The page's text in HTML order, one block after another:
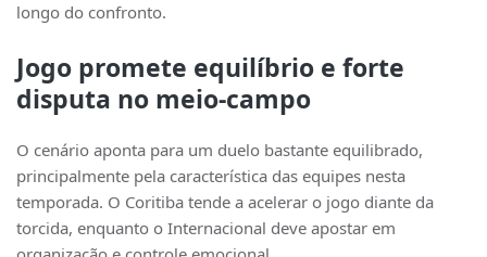
longo do confronto.
Jogo promete equilíbrio e forte
disputa no meio-campo
O cenário aponta para um duelo bastante equilibrado,
principalmente pela característica das equipes nesta
temporada. O Coritiba tende a acelerar o jogo diante da
torcida, enquanto o Internacional deve apostar em